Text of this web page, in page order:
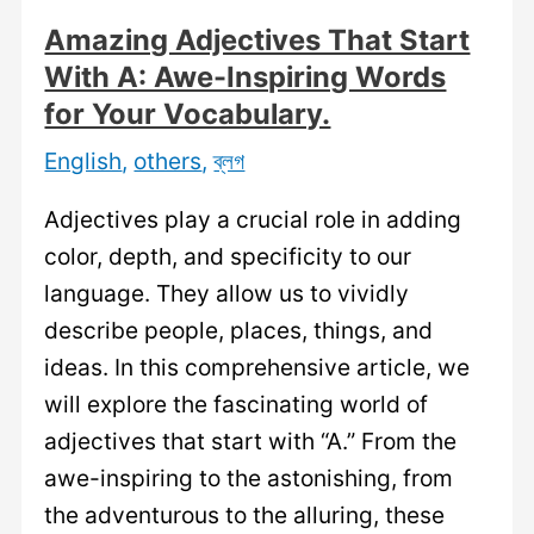
Amazing Adjectives That Start
With A: Awe-Inspiring Words
for Your Vocabulary.
English, others,ব্লগ
Adjectives play a crucial role in adding
color, depth, and specificity to our
language. They allow us to vividly
describe people, places, things, and
ideas. In this comprehensive article, we
will explore the fascinating world of
adjectives that start with “A.” From the
awe-inspiring to the astonishing, from
the adventurous to the alluring, these